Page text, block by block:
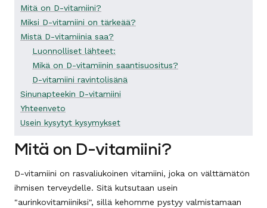
Mitä on D-vitamiini?
Miksi D-vitamiini on tärkeää?
Mistä D-vitamiinia saa?
Luonnolliset lähteet:
Mikä on D-vitamiinin saantisuositus?
D-vitamiini ravintolisänä
Sinunapteekin D-vitamiini
Yhteenveto
Usein kysytyt kysymykset
Mitä on D-vitamiini?
D-vitamiini on rasvaliukoinen vitamiini, joka on välttämätön
ihmisen terveydelle. Sitä kutsutaan usein
"aurinkovitamiiniksi", sillä kehomme pystyy valmistamaan